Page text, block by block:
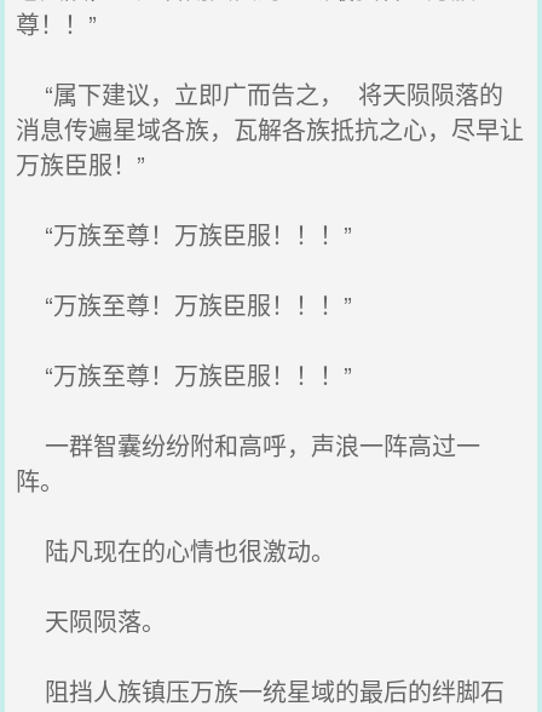
尊！！”
“属下建议，立即广而告之， 将天陨陨落的
消息传遍星域各族，瓦解各族抵抗之心，尽早让
万族臣服！”
“万族至尊！万族臣服！！！”
“万族至尊！万族臣服！！！”
“万族至尊！万族臣服！！！”
一群智囊纷纷附和高呼，声浪一阵高过一
阵。
陆凡现在的心情也很激动。
天陨陨落。
阻挡人族镇压万族一统星域的最后的绊脚石